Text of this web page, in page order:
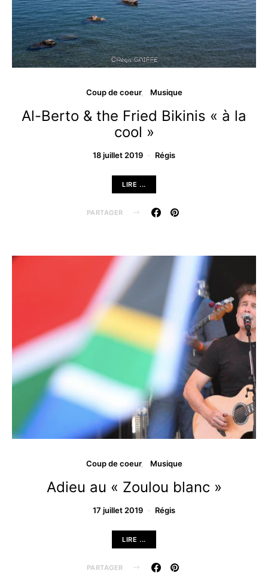
Coup de coeur Musique
Al-Berto & the Fried Bikinis « à la
cool »
18 juillet 2019 Régis
LIRE ...
PARTAGER
Coup de coeur Musique
Adieu au « Zoulou blanc »
17 juillet 2019 Régis
LIRE ...
PARTAGER